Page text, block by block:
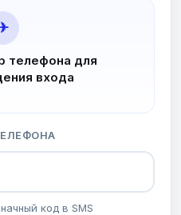
телефона для
входа
код в SMS